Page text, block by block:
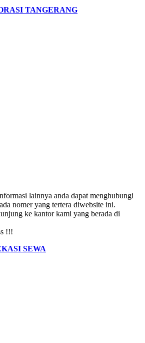
TANGERANG
lainnya anda dapat menghubungi
nomer yang tertera diwebsite ini.
ke kantor kami yang berada di
!!!
SEWA